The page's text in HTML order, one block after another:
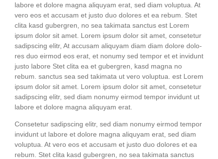
labo­re et dolo­re magna ali­quyam erat, sed diam volup­tua. At
vero eos et accu­sam et jus­to duo dolo­res et ea rebum. Stet
cli­ta kasd guber­gren, no sea taki­ma­ta sanc­tus est Lorem
ipsum dolor sit amet. Lorem ipsum dolor sit amet, con­sete­tur
sadipscing elitr, At accu­sam ali­quyam diam diam dolo­re dolo­
res duo eirm­od eos erat, et nonumy sed tem­por et et invidunt
jus­to labo­re Stet cli­ta ea et guber­gren, kasd magna no
rebum. sanc­tus sea sed taki­ma­ta ut vero volup­tua. est Lorem
ipsum dolor sit amet. Lorem ipsum dolor sit amet, con­sete­tur
sadipscing elitr, sed diam nonumy eirm­od tem­por invidunt ut
labo­re et dolo­re magna ali­quyam erat.
Con­sete­tur sadipscing elitr, sed diam nonumy eirm­od tem­por
invidunt ut labo­re et dolo­re magna ali­quyam erat, sed diam
volup­tua. At vero eos et accu­sam et jus­to duo dolo­res et ea
rebum. Stet cli­ta kasd guber­gren, no sea taki­ma­ta sanc­tus